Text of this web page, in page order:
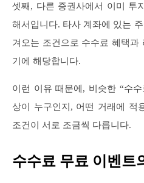
셋째, 다른 증권사에서 이미 투
해서입니다. 타사 계좌에 있는
겨오는 조건으로 수수료 혜택과
기에 해당합니다.
이런 이유 때문에, 비슷한 “수
상이 누구인지, 어떤 거래에 적
조건이 서로 조금씩 다릅니다.
수수료 무료 이벤트